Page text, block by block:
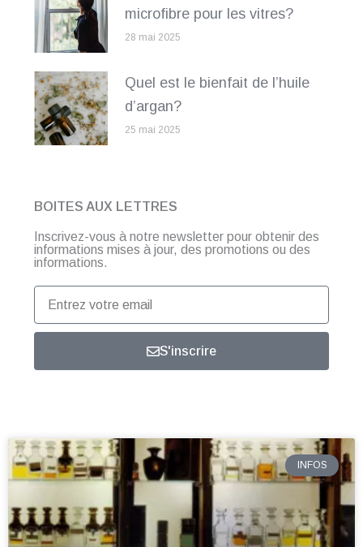
microfibre pour les vitres?
28 mai 2025
Quel est le bienfait de l’huile
d’argan?
25 mai 2025
BOITES AUX LETTRES
Inscrivez-vous à notre newsletter pour obtenir des
informations mises à jour, des promotions ou des
informations.
Entrez
votre
email
S'inscrire
INFOS